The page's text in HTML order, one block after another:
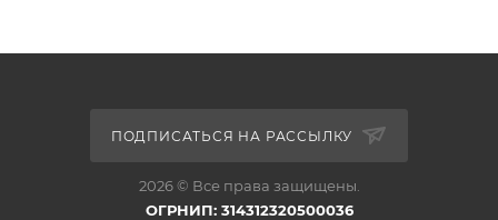
ПОДПИСАТЬСЯ НА РАССЫЛКУ
2026 © Все права защищены.
ОГРНИП: 314312320500036